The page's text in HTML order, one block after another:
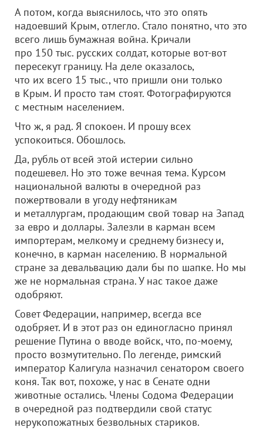
А потом, когда выяснилось, что это опять
надоевший Крым, отлегло. Стало понятно, что это
всего лишь бумажная война. Кричали
про 150 тыс. русских солдат, которые вот-вот
пересекут границу. На деле оказалось,
что их всего 15 тыс., что пришли они только
в Крым. И просто там стоят. Фотографируются
с местным населением.
Что ж, я рад. Я спокоен. И прошу всех
успокоиться. Обошлось.
Да, рубль от всей этой истерии сильно
подешевел. Но это тоже вечная тема. Курсом
национальной валюты в очередной раз
пожертвовали в угоду нефтяникам
и металлургам, продающим свой товар на Запад
за евро и доллары. Залезли в карман всем
импортерам, мелкому и среднему бизнесу и,
конечно, в карман населению. В нормальной
стране за девальвацию дали бы по шапке. Но мы
же не нормальная страна. У нас такое даже
одобряют.
Совет Федерации, например, всегда все
одобряет. И в этот раз он единогласно принял
решение Путина о вводе войск, что, по-моему,
просто возмутительно. По легенде, римский
император Калигула назначил сенатором своего
коня. Так вот, похоже, у нас в Сенате одни
животные остались. Члены Содома Федерации
в очередной раз подтвердили свой статус
нерукопожатных безвольных стариков.